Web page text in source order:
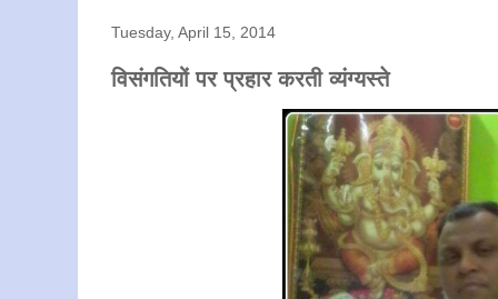
Tuesday, April 15, 2014
विसंगतियों पर प्रहार करती व्यंग्यस्ते